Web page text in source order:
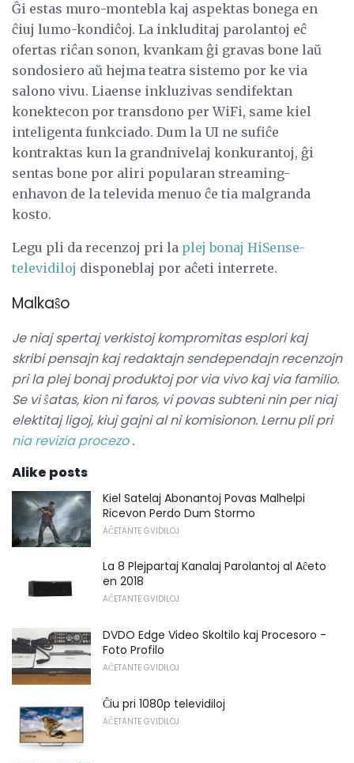
Ĝi estas muro-montebla kaj aspektas bonega en
ĉiuj lumo-kondiĉoj. La inkluditaj parolantoj eĉ
ofertas riĉan sonon, kvankam ĝi gravas bone laŭ
sondosiero aŭ hejma teatra sistemo por ke via
salono vivu. Liaense inkluzivas sendifektan
konektecon por transdono per WiFi, same kiel
inteligenta funkciado. Dum la UI ne sufiĉe
kontraktas kun la grandnivelaj konkurantoj, ĝi
sentas bone por aliri popularan streaming-
enhavon de la televida menuo ĉe tia malgranda
kosto.
Legu pli da recenzoj pri la plej bonaj HiSense-
televidiloj disponeblaj por aĉeti interrete.
Malkaŝo
Je niaj spertaj verkistoj kompromitas esplori kaj
skribi pensajn kaj redaktajn sendependajn recenzojn
pri la plej bonaj produktoj por via vivo kaj via familio.
Se vi ŝatas, kion ni faros, vi povas subteni nin per niaj
elektitaj ligoj, kiuj gajni al ni komisionon. Lernu pli pri
nia revizia procezo.
Alike posts
Kiel Satelaj Abonantoj Povas Malhelpi
Ricevon Perdo Dum Stormo
AĈETANTE GVIDILOJ
La 8 Plejpartaj Kanalaj Parolantoj al Aĉeto
en 2018
AĈETANTE GVIDILOJ
DVDO Edge Video Skoltilo kaj Procesoro -
Foto Profilo
AĈETANTE GVIDILOJ
Ĉiu pri 1080p televidiloj
AĈETANTE GVIDILOJ